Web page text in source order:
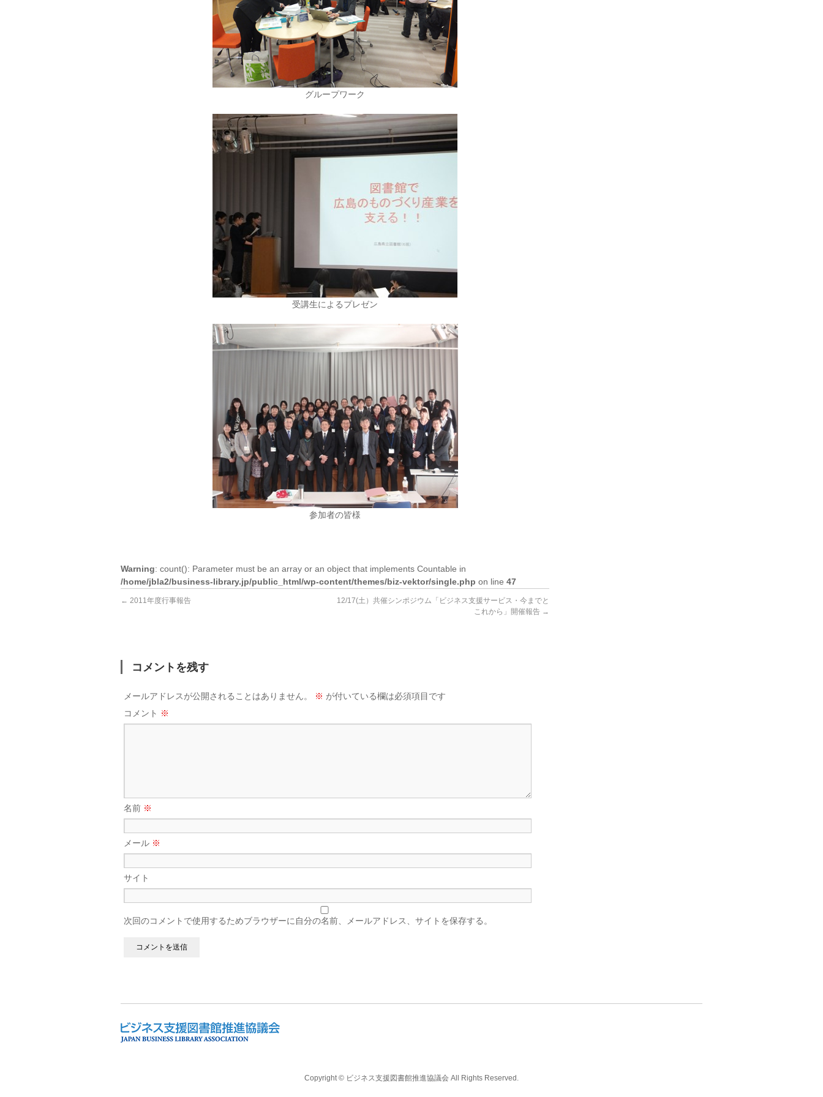
グループワーク
受講生によるプレゼン
参加者の皆様
Warning: count(): Parameter must be an array or an object that implements Countable in
/home/jbla2/business-library.jp/public_html/wp-content/themes/biz-vektor/single.php on line 47
← 2011年度行事報告
12/17(土）共催シンポジウム「ビジネス支援サービス・今までと
これから」開催報告 →
コメントを残す
メールアドレスが公開されることはありません。 ※ が付いている欄は必須項目です
コメント ※
名前 ※
メール ※
サイト
次回のコメントで使用するためブラウザーに自分の名前、メールアドレス、サイトを保存する。
Copyright © ビジネス支援図書館推進協議会 All Rights Reserved.